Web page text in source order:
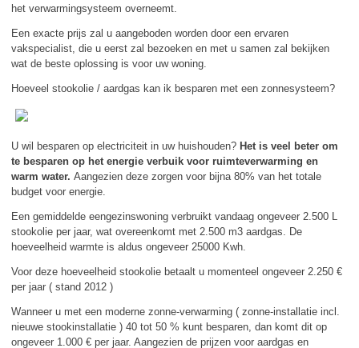
het verwarmingsysteem overneemt.
Een exacte prijs zal u aangeboden worden door een ervaren
vakspecialist, die u eerst zal bezoeken en met u samen zal bekijken
wat de beste oplossing is voor uw woning.
Hoeveel stookolie / aardgas kan ik besparen met een zonnesysteem?
U wil besparen op electriciteit in uw huishouden? Het is veel beter om
te besparen op het energie verbuik voor ruimteverwarming en
warm water.Aangezien deze zorgen voor bijna 80% van het totale
budget voor energie.
Een gemiddelde eengezinswoning verbruikt vandaag ongeveer 2.500 L
stookolie per jaar, wat overeenkomt met 2.500 m3 aardgas. De
hoeveelheid warmte is aldus ongeveer 25000 Kwh.
Voor deze hoeveelheid stookolie betaalt u momenteel ongeveer 2.250 €
per jaar ( stand 2012 )
Wanneer u met een moderne zonne-verwarming ( zonne-installatie incl.
nieuwe stookinstallatie ) 40 tot 50 % kunt besparen, dan komt dit op
ongeveer 1.000 € per jaar. Aangezien de prijzen voor aardgas en